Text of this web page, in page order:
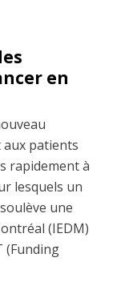
en
patients
rapidement à
lesquels un
une
(IEDM)
(Funding